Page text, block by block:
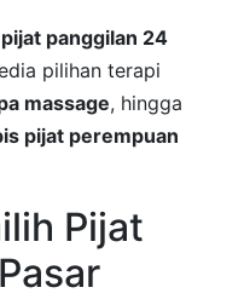
pijat panggilan 24
pilihan terapi
massage, hingga
pijat perempuan
Pijat